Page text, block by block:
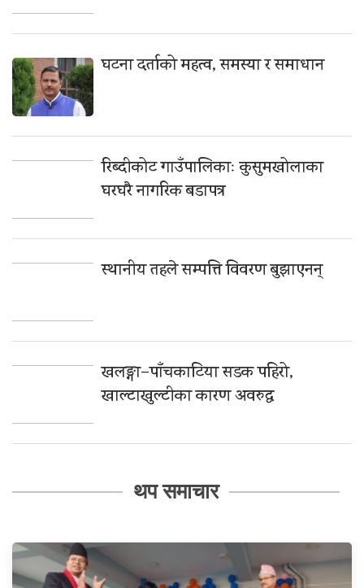
घटना दर्ताको महत्व, समस्या र समाधान
रिब्दीकोट गाउँपालिकाः कुसुमखोलाका
घरघरै नागरिक बडापत्र
स्थानीय तहले सम्पत्ति विवरण बुझाएनन्
खलङ्गा–पाँचकाटिया सडक पहिरो,
खाल्टाखुल्टीका कारण अवरुद्ध
थप समाचार